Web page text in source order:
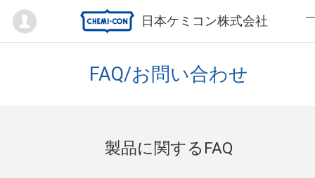
日本ケミコン株式会社
Mypage
FAQ/お問い合わせ
製品に関するFAQ